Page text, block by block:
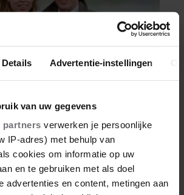
Details Advertentie-instellingen
van uw gegevens
partners verwerken je persoonlijke
IP-adres) met behulp van
cookies om informatie op uw
en te gebruiken met als doel
advertenties en content, metingen aan
BEATRICE’S
EDOARDO